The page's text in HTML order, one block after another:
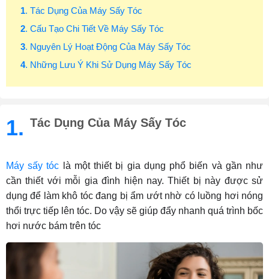
1. Tác Dụng Của Máy Sấy Tóc
2. Cấu Tạo Chi Tiết Về Máy Sấy Tóc
3. Nguyên Lý Hoạt Động Của Máy Sấy Tóc
4. Những Lưu Ý Khi Sử Dụng Máy Sấy Tóc
1. Tác Dụng Của Máy Sấy Tóc
Máy sấy tóc là một thiết bị gia dụng phổ biến và gần như
cần thiết với mỗi gia đình hiện nay. Thiết bị này được sử
dụng để làm khô tóc đang bị ẩm ướt nhờ có luồng hơi nóng
thổi trực tiếp lên tóc. Do vậy sẽ giúp đẩy nhanh quá trình bốc
hơi nước bám trên tóc